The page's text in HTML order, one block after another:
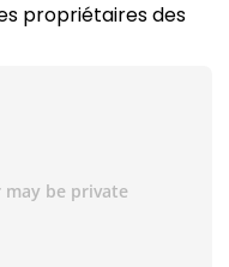
propriétaires des